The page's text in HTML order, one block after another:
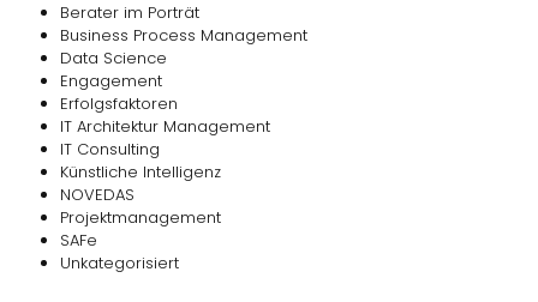
Berater im Porträt
Business Process Management
Data Science
Engagement
Erfolgsfaktoren
IT Architektur Management
IT Consulting
Künstliche Intelligenz
NOVEDAS
Projektmanagement
SAFe
Unkategorisiert